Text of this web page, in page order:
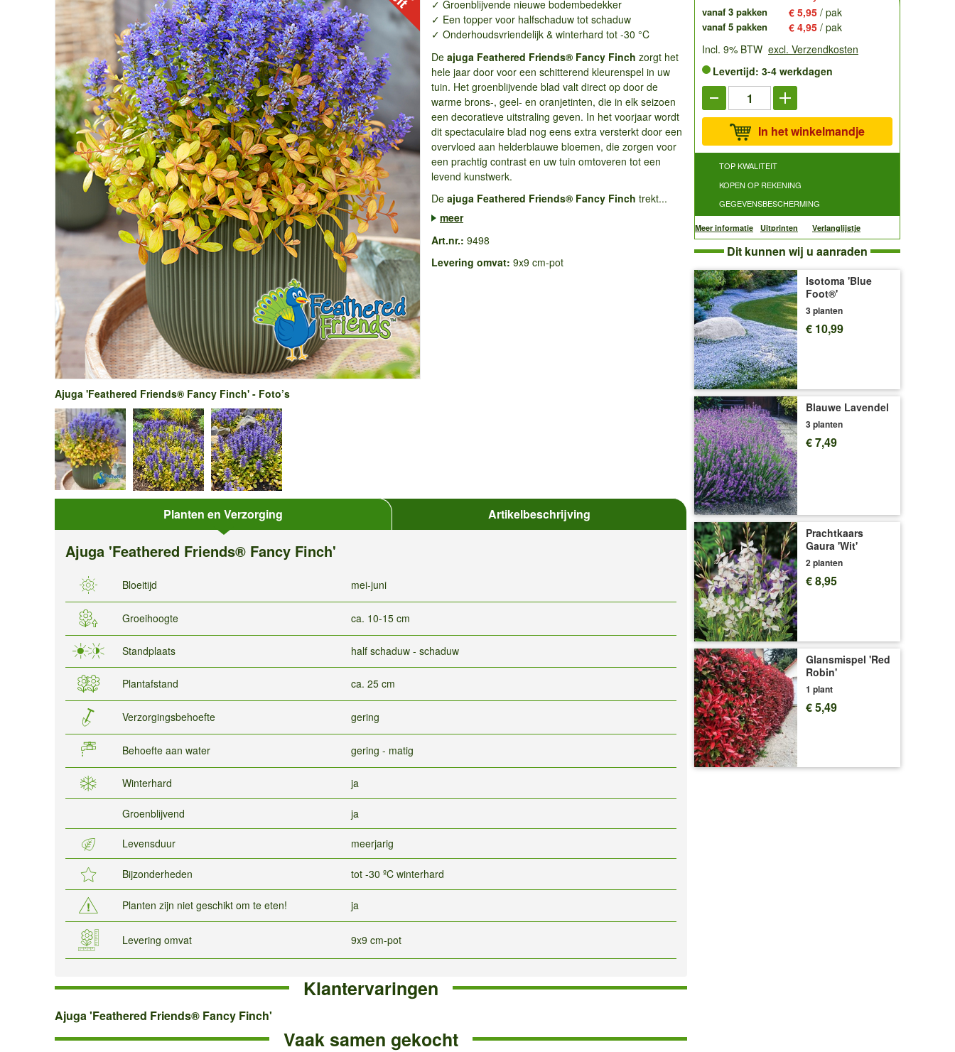
✓ Groenblijvende nieuwe bodembedekker
✓ Een topper voor halfschaduw tot schaduw
✓ Onderhoudsvriendelijk & winterhard tot -30 °C
De ajuga Feathered Friends® Fancy Finch zorgt het
hele jaar door voor een schitterend kleurenspel in uw
tuin. Het groenblijvende blad valt direct op door de
warme brons-, geel- en oranjetinten, die in elk seizoen
een decoratieve uitstraling geven. In het voorjaar wordt
dit spectaculaire blad nog eens extra versterkt door een
overvloed aan helderblauwe bloemen, die zorgen voor
een prachtig contrast en uw tuin omtoveren tot een
levend kunstwerk.
De ajuga Feathered Friends® Fancy Finch trekt...
meer
Art.nr.: 9498
Levering omvat: 9x9 cm-pot
Ajuga 'Feathered Friends® Fancy Finch' - Foto’s
Planten en Verzorging Artikelbeschrijving
Ajuga 'Feathered Friends® Fancy Finch'
Bloeitijd mei-juni
Groeihoogte ca. 10-15 cm
Standplaats half schaduw - schaduw
Plantafstand ca. 25 cm
Verzorgingsbehoefte gering
Behoefte aan water gering - matig
Winterhard ja
Groenblijvend ja
Levensduur meerjarig
Bijzonderheden tot -30 ºC winterhard
Planten zijn niet geschikt om te eten! ja
Levering omvat 9x9 cm-pot
Klantervaringen
Ajuga
Ajuga 'Feathered Friends® Fancy Finch'
Vaak samen gekocht
vanaf 3 pakken € 5,95 / pak
vanaf 5 pakken € 4,95 / pak
Incl. 9% BTW excl. Verzendkosten
Levertijd: 3-4 werkdagen
In het winkelmandje
TOP KWALITEIT
KOPEN OP REKENING
GEGEVENSBESCHERMING
Meer informatie Uitprinten Verlanglijstje
Dit kunnen wij u aanraden
Isotoma 'Blue
Foot®'
3 planten
€ 10,99
Blauwe Lavendel
3 planten
€ 7,49
Prachtkaars
Gaura 'Wit'
2 planten
€ 8,95
Glansmispel 'Red
Robin'
1 plant
€ 5,49